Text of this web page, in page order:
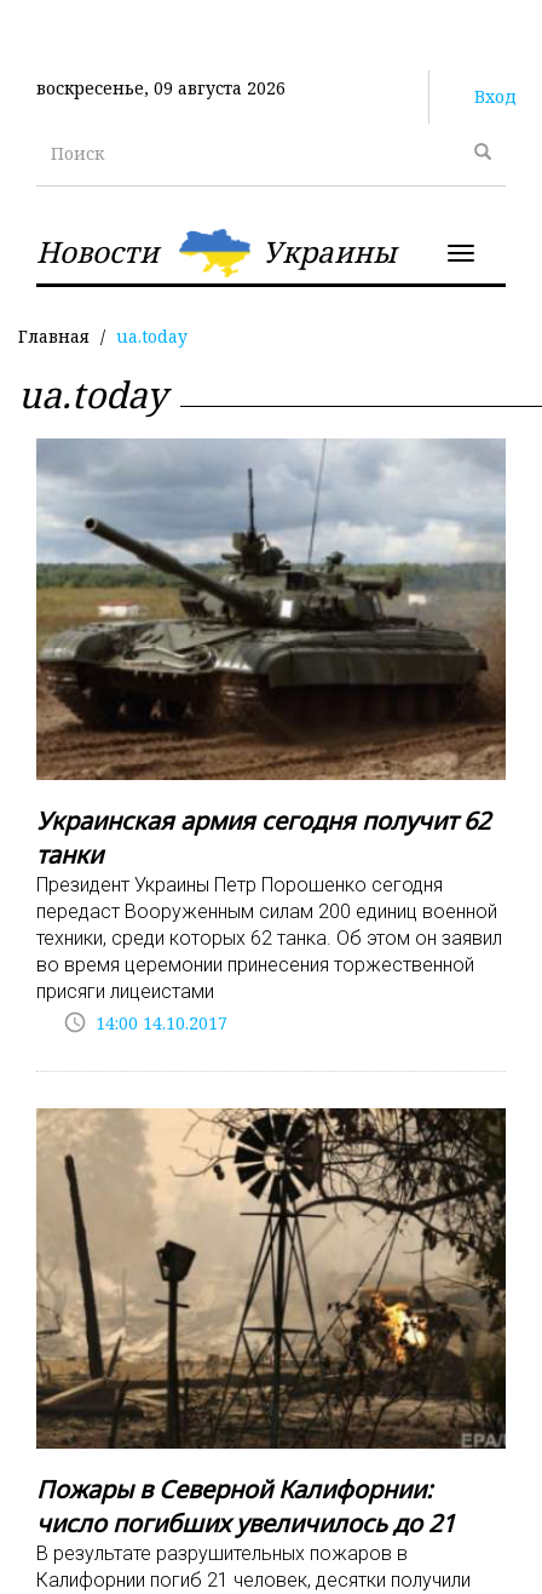
содержанию
воскресенье, 09 августа 2026 Вход
Поиск
Новости Украины
Toggle
Главная ua.today
ua.today
Украинская армия сегодня получит 62
танки
Президент Украины Петр Порошенко сегодня
передаст Вооруженным силам 200 единиц военной
техники, среди которых 62 танка. Об этом он заявил
во время церемонии принесения торжественной
присяги лицеистами
access_time 14:00 14.10.2017
Пожары в Северной Калифорнии:
число погибших увеличилось до 21
В результате разрушительных пожаров в
Калифорнии погиб 21 человек, десятки получили